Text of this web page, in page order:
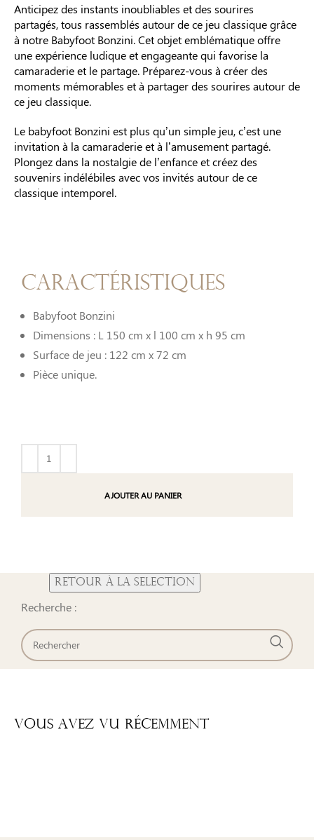
Anticipez des instants inoubliables et des sourires
partagés, tous rassemblés autour de ce jeu classique grâce
à notre Babyfoot Bonzini. Cet objet emblématique offre
une expérience ludique et engageante qui favorise la
camaraderie et le partage. Préparez-vous à créer des
moments mémorables et à partager des sourires autour de
ce jeu classique.
Le babyfoot Bonzini est plus qu’un simple jeu, c’est une
invitation à la camaraderie et à l’amusement partagé.
Plongez dans la nostalgie de l’enfance et créez des
souvenirs indélébiles avec vos invités autour de ce
classique intemporel.
Caractéristiques
Babyfoot Bonzini
Dimensions : L 150 cm x l 100 cm x h 95 cm
Surface de jeu : 122 cm x 72 cm
Pièce unique.
AJOUTER AU PANIER
Recherche :
Vous Avez Vu Récemment